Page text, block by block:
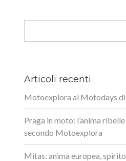
Articoli recenti
Motoexplora al Motodays di
Praga in moto: l’anima ribelle
secondo Motoexplora
Mitas: anima europea,